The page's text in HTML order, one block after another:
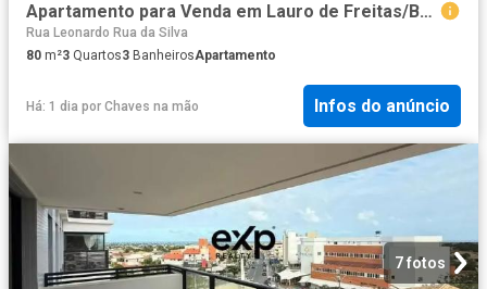
Apartamento para Venda em Lauro de Freitas/BA Jardim Aeroporto 3 Quartos
Rua Leonardo Rua da Silva
80 m²3 Quartos3 BanheirosApartamento
Há: 1 dia por Chaves na mão Infos do anúncio
7 fotos